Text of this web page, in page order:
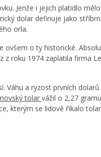
Jenže i jejich platidlo
dolar definuje jako
orla.
o ty historické.
roku 1974 zaplatila firma
Váhu a ryzost prvních
tolar vážil o 2,27
kterým se lidově říkalo